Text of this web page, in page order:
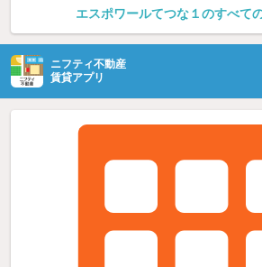
エスポワールてつな１のすべて
ニフティ不動産
賃貸アプリ